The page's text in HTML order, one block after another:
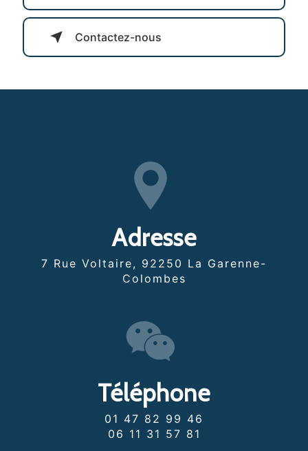
Contactez-nous
Adresse
7 Rue Voltaire, 92250 La Garenne-
Colombes
Téléphone
01 47 82 99 46
06 11 31 57 81